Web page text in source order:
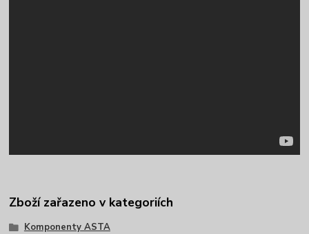
Zboží zařazeno v kategoriích
Komponenty ASTA